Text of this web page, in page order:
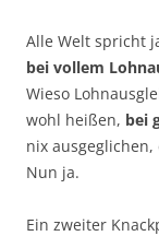
Alle Welt spricht
bei vollem
Wieso
wohl heißen, bei
nix
Nun ja.
Ein zweiter